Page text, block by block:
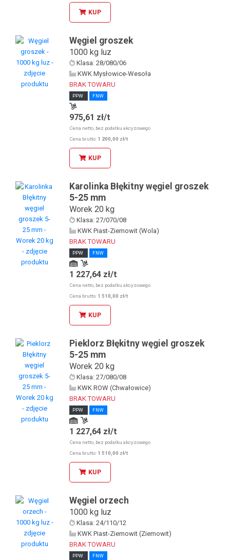
KUP
Węgiel groszek
1000 kg luz
Klasa: 28/080/06
KWK Mysłowice-Wesoła
BRAK TOWARU
PPW FNW
Odbiór osobisty w sklepie stacjonarnym
975,61 zł/t
Cena netto, bez podatku akcyzowego
Cena brutto: 1 200,00 zł/t
KUP
Karolinka Błękitny węgiel groszek
5-25 mm
Worek 20 kg
Klasa: 27/070/08
KWK Piast-Ziemowit (Wola)
BRAK TOWARU
PPW FNW
Odbiór osobisty u KDW
Odbiór osobisty w sklepie stacjonarnym
1 227,64 zł/t
Cena netto, bez podatku akcyzowego
Cena brutto: 1 510,00 zł/t
KUP
Pieklorz Błękitny węgiel groszek
5-25 mm
Worek 20 kg
Klasa: 27/080/08
KWK ROW (Chwałowice)
BRAK TOWARU
PPW FNW
Odbiór osobisty u KDW
Odbiór osobisty w sklepie stacjonarnym
1 227,64 zł/t
Cena netto, bez podatku akcyzowego
Cena brutto: 1 510,00 zł/t
KUP
Węgiel orzech
1000 kg luz
Klasa: 24/110/12
KWK Piast-Ziemowit (Ziemowit)
BRAK TOWARU
PPW FNW